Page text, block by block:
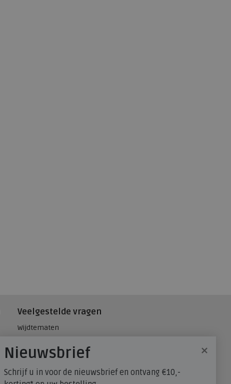
Veelgestelde vragen
Wijdtematen
Maatadvies, wat is mijn
schoenmaat?
FitFlop - maatadvies
×
Nieuwsbrief
Schrijf u in voor de nieuwsbrief en ontvang €10,-